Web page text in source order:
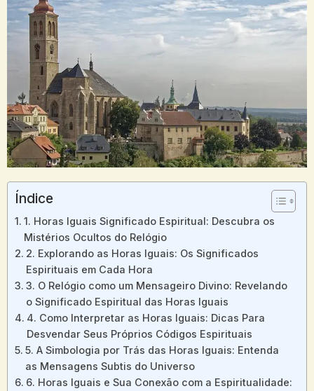
Índice
1. Horas Iguais Significado Espiritual: Descubra os
Mistérios Ocultos do Relógio
2. Explorando as Horas Iguais: Os Significados
Espirituais em Cada Hora
3. O Relógio como um Mensageiro Divino: Revelando
o Significado Espiritual das Horas Iguais
4. Como Interpretar as Horas Iguais: Dicas Para
Desvendar Seus Próprios Códigos Espirituais
5. A Simbologia por Trás das Horas Iguais: Entenda
as Mensagens Subtis do Universo
6. Horas Iguais e Sua Conexão com a Espiritualidade: